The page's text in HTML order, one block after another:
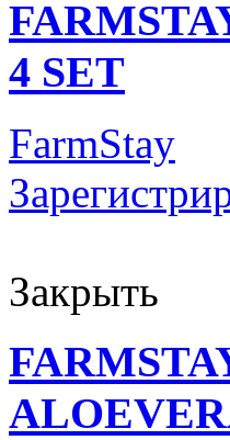
4 SET
FarmStay
Закрыть